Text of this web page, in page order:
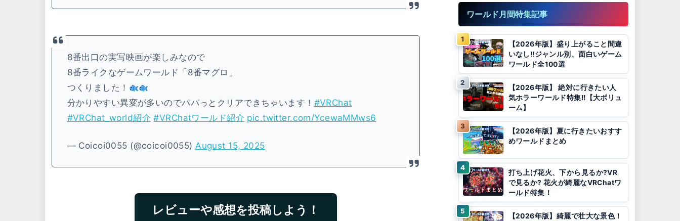
8番出口の実写映画が楽しみなので
8番ライクなゲームワールド「8番マグロ」
つくりました！
分かりやすい異変が多いのでパパっとクリアできちゃいます！ #VRChat
#VRChat_world紹介 #VRChatワールド紹介 pic.twitter.com/YcewaMMws6
— Coicoi0055 (@coicoi0055) August 15, 2025
レビューや感想を投稿しよう！
ワールド月間特集記事
【2026年版】盛り上がること間違
いなし!!ジャンル別、面白いゲーム
ワールド全100選
【2026年版】 絶対に行きたい人
気ホラーワールド特集!!【大ボリュ
ーム】
【2026年版】夏に行きたいおすす
めワールドまとめ
打ち上げ花火、下から見るか?VR
で見るか? 花火が綺麗なVRChatワ
ールド特集！
【2026年版】綺麗で壮大な景色！